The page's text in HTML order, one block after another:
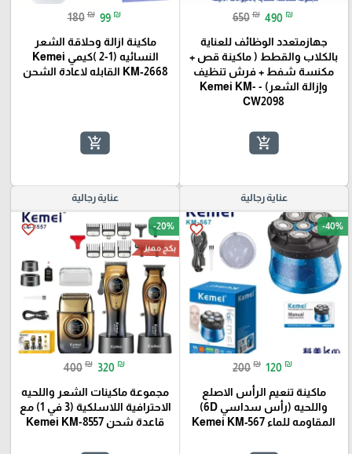
650 ₪ 490 ₪
جهازمتعدد الوظائف للعناية
بالكلاب والقطط ( ماكينة قص +
مكنسة شفط + فرش تنظيف
وإزالة الشعر) - Kemei KM-
CW2098
add_shopping_cart
180 ₪ 99 ₪
ماكينة ازالة وحلاقة الشعر
النسائيه (1-2 )كيمي Kemei
KM‑2668 القابله لاعادة الشحن
add_shopping_cart
عناية رجالية
favorite_border -40%
200 ₪ 120 ₪
ماكينة تنعيم الرأس الاصلع
واللحيه (رأس سداسي 6D)
المقاومه للماء Kemei KM‑567
عناية رجالية
favorite_border -20%
بكج مميز
400 ₪ 320 ₪
مجموعة ماكينات الشعر واللحيه
الاحترافية اللاسلكية (3 في 1) مع
قاعدة شحن Kemei KM-8557